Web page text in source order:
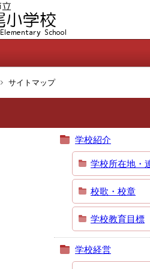
サイトマップ
学校紹介
学校所在地・
校歌・校章
学校教育目標
学校経営